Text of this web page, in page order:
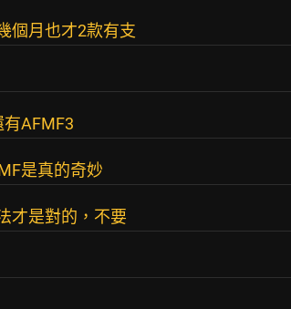
個月也才2款有支
AFMF3
是真的奇妙
才是對的，不要